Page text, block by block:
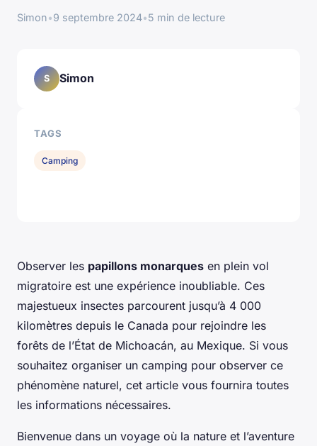
Simon•9 septembre 2024•5 min de lecture
Observer les papillons monarques en plein vol
migratoire est une expérience inoubliable. Ces
majestueux insectes parcourent jusqu’à 4 000
kilomètres depuis le Canada pour rejoindre les
forêts de l’État de Michoacán, au Mexique. Si vous
souhaitez organiser un camping pour observer ce
phénomène naturel, cet article vous fournira toutes
les informations nécessaires.
Bienvenue dans un voyage où la nature et l’aventure
S Simon
TAGS
Camping